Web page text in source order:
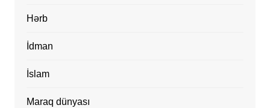
Hərb
İdman
İslam
Maraq dünyası